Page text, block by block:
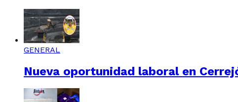
GENERAL
Nueva oportunidad laboral en